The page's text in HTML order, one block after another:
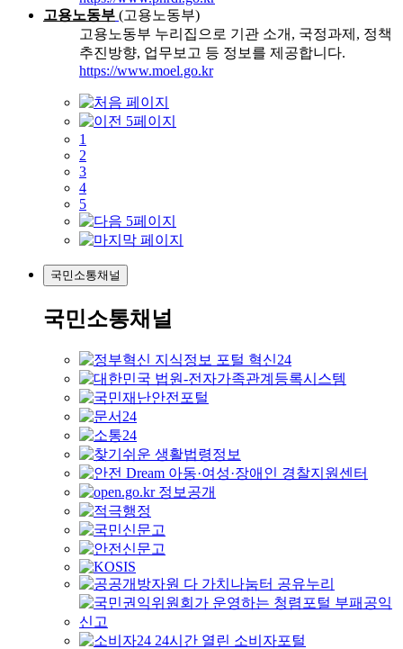
고용노동부 (고용노동부)
고용노동부 누리집으로 기관 소개, 국정과제, 정책
추진방향, 업무보고 등 정보를 제공합니다.
https://www.moel.go.kr
1
2
3
4
5
국민소통채널
국민소통채널